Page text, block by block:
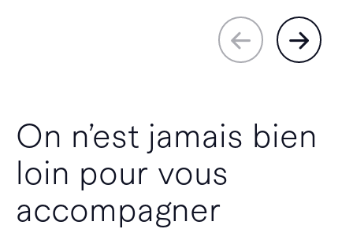
On n’est jamais bien
loin pour vous
accompagner